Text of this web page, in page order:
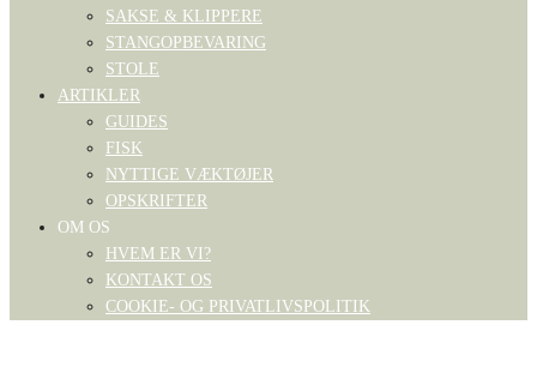
SAKSE & KLIPPERE
STANGOPBEVARING
STOLE
ARTIKLER
GUIDES
FISK
NYTTIGE VÆKTØJER
OPSKRIFTER
OM OS
HVEM ER VI?
KONTAKT OS
COOKIE- OG PRIVATLIVSPOLITIK